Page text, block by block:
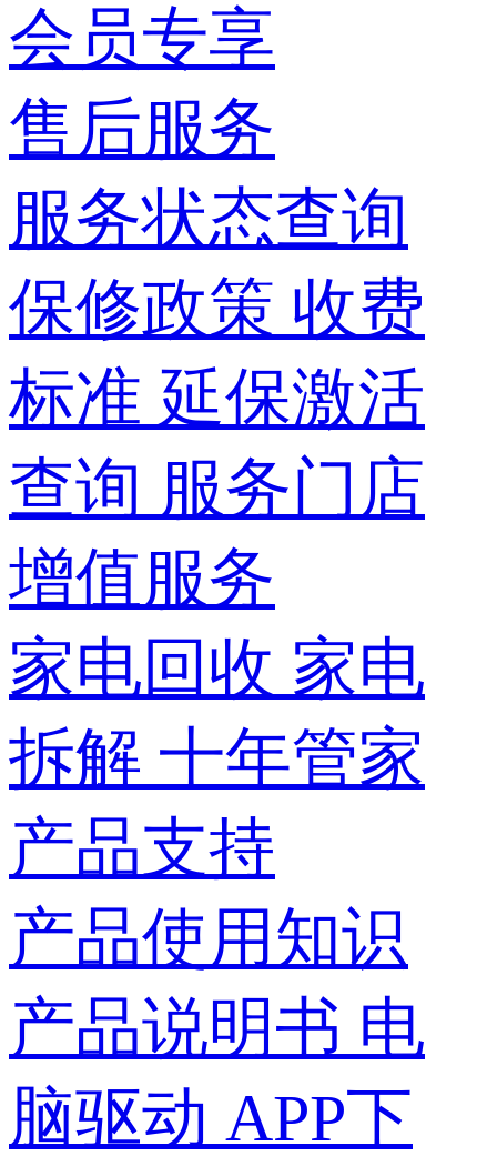
会员专享
售后服务
服务状态查询
保修政策 收费
标准 延保激活
查询 服务门店
增值服务
家电回收 家电
拆解 十年管家
产品支持
产品使用知识
产品说明书 电
脑驱动 APP下